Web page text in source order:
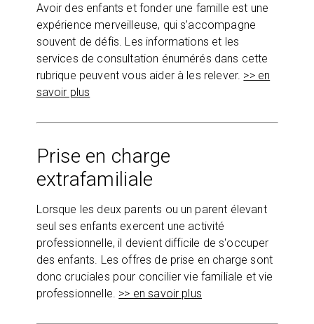
Avoir des enfants et fonder une famille est une
expérience merveilleuse, qui s’accompagne
souvent de défis. Les informations et les
services de consultation énumérés dans cette
rubrique peuvent vous aider à les relever. >> en
savoir plus
Prise en charge
extrafamiliale
Lorsque les deux parents ou un parent élevant
seul ses enfants exercent une activité
professionnelle, il devient difficile de s'occuper
des enfants. Les offres de prise en charge sont
donc cruciales pour concilier vie familiale et vie
professionnelle. >> en savoir plus